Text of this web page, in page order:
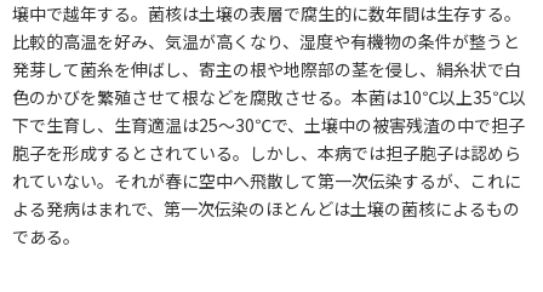
壌中で越年する。菌核は土壌の表層で腐生的に数年間は生存する。
比較的高温を好み、気温が高くなり、湿度や有機物の条件が整うと
発芽して菌糸を伸ばし、寄主の根や地際部の茎を侵し、絹糸状で白
色のかびを繁殖させて根などを腐敗させる。本菌は10℃以上35℃以
下で生育し、生育適温は25～30℃で、土壌中の被害残渣の中で担子
胞子を形成するとされている。しかし、本病では担子胞子は認めら
れていない。それが春に空中へ飛散して第一次伝染するが、これに
よる発病はまれで、第一次伝染のほとんどは土壌の菌核によるもの
である。